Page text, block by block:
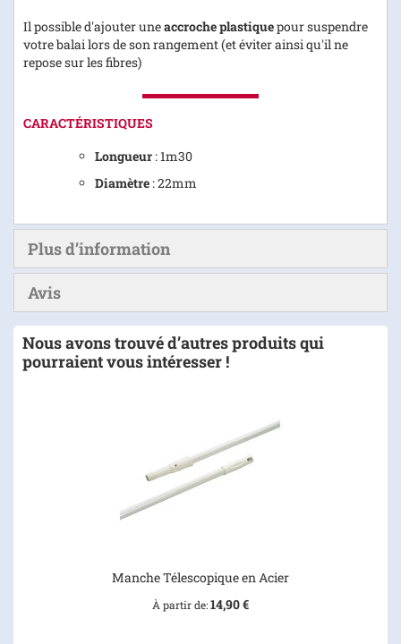
Il possible d'ajouter uneaccroche plastiquepour suspendre
votre balai lors de son rangement (et éviter ainsi qu'il ne
repose sur les fibres)
CARACTÉRISTIQUES
Longueur : 1m30
Diamètre : 22mm
Plus d’information
Avis
Nous avons trouvé d’autres produits qui
pourraient vous intéresser !
Manche Télescopique en Acier
À partir de 14,90 €